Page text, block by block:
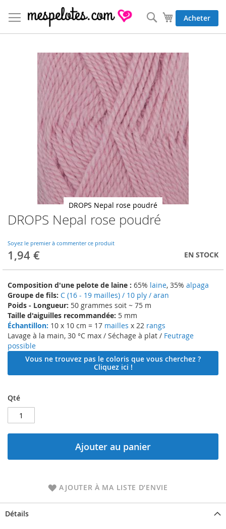
au
contenu
Mon panier
Acheter
Rechercher
DROPS Nepal rose poudré
Soyez le premier à commenter ce produit
1,94 € EN STOCK
Composition d'une pelote de laine : 65% laine, 35% alpaga
Groupe de fils: C (16 - 19 mailles) / 10 ply / aran
Poids - Longueur: 50 grammes soit ~ 75 m
Taille d'aiguilles recommandée: 5 mm
Échantillon: 10 x 10 cm = 17 mailles x 22 rangs
Lavage à la main, 30 °C max / Séchage à plat / Feutrage
possible
Vous ne trouvez pas le coloris que vous cherchez ?
Cliquez ici !
Qté
Ajouter au panier
AJOUTER À MA LISTE D’ENVIE
DROPS Nepal rose poudré
Skip
to
beginning
of
the
gallery
Détails